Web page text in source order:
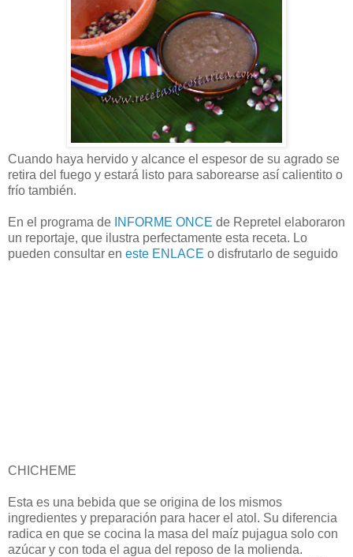
Cuando haya hervido y alcance el espesor de su agrado se
retira del fuego y estará listo para saborearse así calientito o
frío también.
En el programa de INFORME ONCE de Repretel elaboraron
un reportaje, que ilustra perfectamente esta receta. Lo
pueden consultar en este ENLACE o disfrutarlo de seguido
CHICHEME
Esta es una bebida que se origina de los mismos
ingredientes y preparación para hacer el atol. Su diferencia
radica en que se cocina la masa del maíz pujagua solo con
azúcar y con toda el agua del reposo de la molienda.